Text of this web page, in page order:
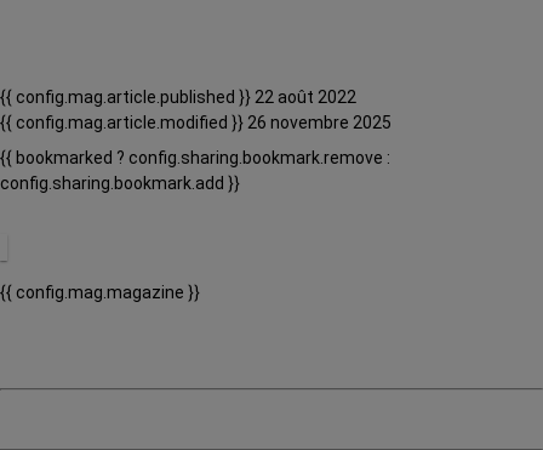
{{ config.mag.article.published }} 22 août 2022
{{ config.mag.article.modified }} 26 novembre 2025
{{ bookmarked ? config.sharing.bookmark.remove :
config.sharing.bookmark.add }}
{{ config.mag.magazine }}